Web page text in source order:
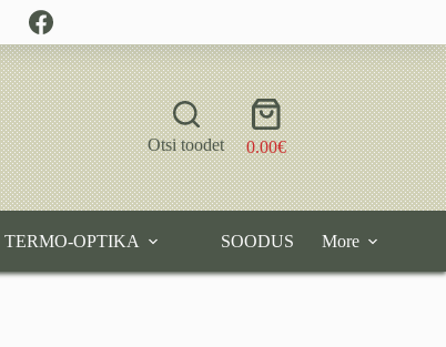
Otsi toodet
Shopping
cart
0.00€
TERMO-OPTIKA SOODUS More